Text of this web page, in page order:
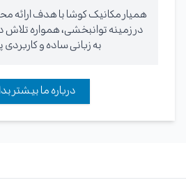
همیار مکانیک کوشا با هدف ارائه
در زمینه توانبخشی، همواره تلاش
به زبانی ساده و
درباره ما بیشتر